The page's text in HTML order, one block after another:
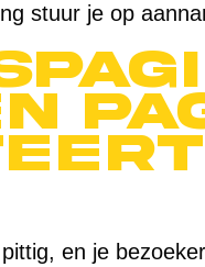
stuur je op
en je